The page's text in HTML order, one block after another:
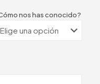
nos has conocido?